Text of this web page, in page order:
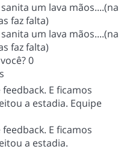
um lava mãos....(na
faz falta)
um lava mãos....(na
faz falta)
0
E ficamos
a estadia. Equipe
E ficamos
a estadia.